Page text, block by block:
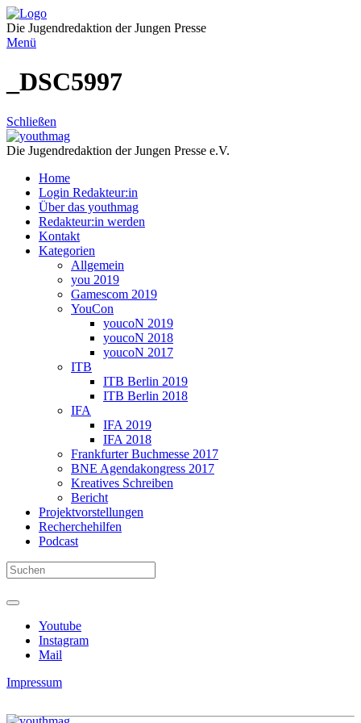
Direkt
zum
Inhalt
Die Jugendredaktion der Jungen Presse
Menü
_DSC5997
Schließen
Die Jugendredaktion der Jungen Presse e.V.
Home
Login Redakteur:in
Über das youthmag
Redakteur:in werden
Kontakt
Kategorien
Allgemein
you 2019
Gamescom 2019
YouCon
youcoN 2019
youcoN 2018
youcoN 2017
ITB
ITB Berlin 2019
ITB Berlin 2018
IFA
IFA 2019
IFA 2018
Frankfurter Buchmesse 2017
BNE Agendakongress 2017
Kreatives Schreiben
Bericht
Projektvorstellungen
Recherchehilfen
Podcast
Youtube
Instagram
Mail
Impressum